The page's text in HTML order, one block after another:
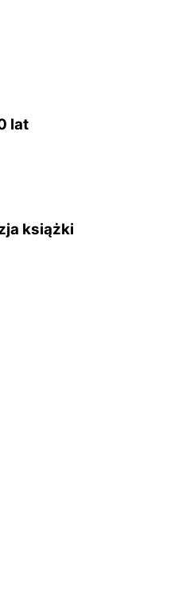
lat
książki